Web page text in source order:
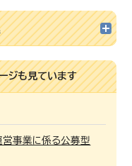
ジも見ています
営事業に係る公募型